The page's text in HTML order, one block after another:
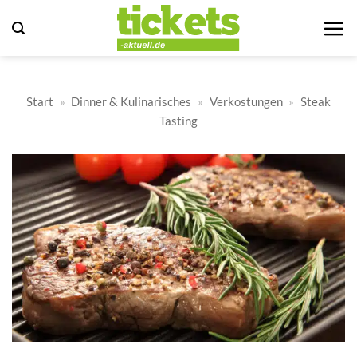
Inhalt
Start » Dinner & Kulinarisches » Verkostungen » Steak
Tasting